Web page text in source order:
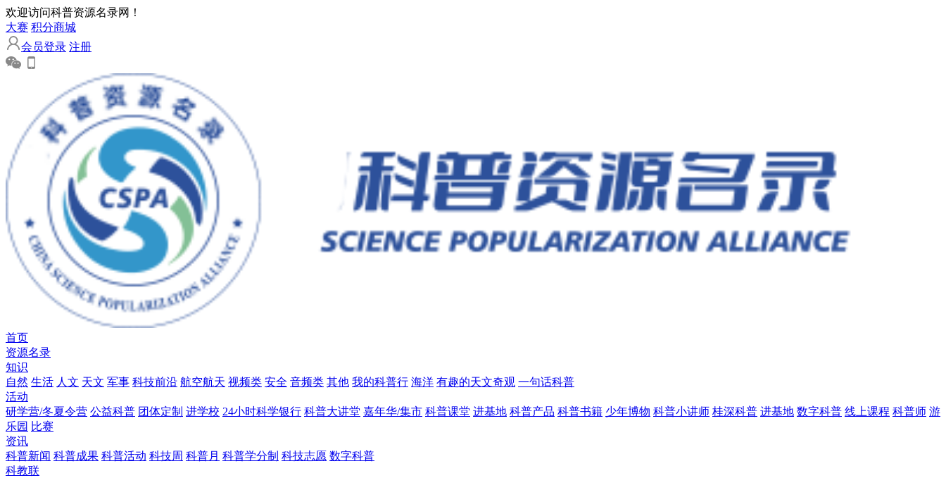
欢迎访问科普资源名录网！
大赛 积分商城
会员登录 注册
首页
资源名录
知识
自然 生活 人文 天文 军事 科技前沿 航空航天 视频类 安全 音频类 其他 我的科普行 海洋 有趣的天文奇观 一句话科普
活动
研学营/冬夏令营 公益科普 团体定制 进学校 24小时科学银行 科普大讲堂 嘉年华/集市 科普课堂 进基地 科普产品 科普书籍 少年博物 科普小讲师 桂深科普 进基地 数字科普 线上课程 科普师 游
乐园 比赛
资讯
科普新闻 科普成果 科普活动 科技周 科普月 科普学分制 科技志愿 数字科普
科教联